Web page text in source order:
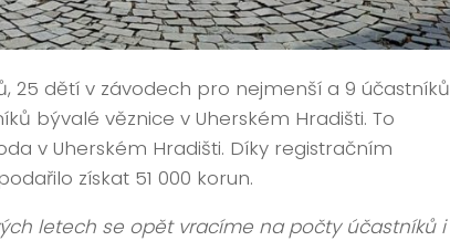
25 dětí v závodech pro nejmenší a 9 účastníků
bývalé věznice v Uherském Hradišti. To
v Uherském Hradišti. Díky registračním
získat 51 000 korun.
letech se opět vracíme na počty účastníků i